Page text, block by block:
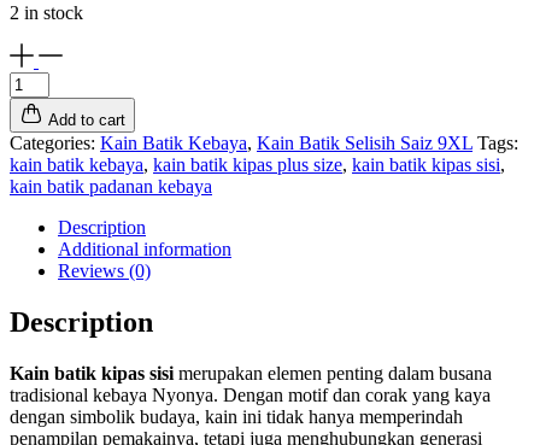
2 in stock
Kain
Batik
Kipas
Sisi
Plus
Size
(9XL)
quantity
Add to cart
Categories: Kain Batik Kebaya, Kain Batik Selisih Saiz 9XL Tags:
kain batik kebaya, kain batik kipas plus size, kain batik kipas sisi,
kain batik padanan kebaya
Description
Additional information
Reviews (0)
Description
Kain batik kipas sisi merupakan elemen penting dalam busana
tradisional kebaya Nyonya. Dengan motif dan corak yang kaya
dengan simbolik budaya, kain ini tidak hanya memperindah
penampilan pemakainya, tetapi juga menghubungkan generasi